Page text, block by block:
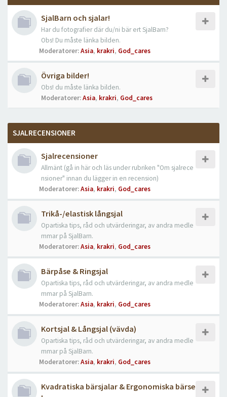
SjalBarn och sjalar!
Har du fotografier där du/ni bär ert SjalBarn?
Obs! Du måste länka bilden.
Moderatorer:Asia, krakri, God_cares
Övriga bilder!
Obs! du måste länka bilden.
Moderatorer:Asia, krakri, God_cares
SJALRECENSIONER
Sjalrecensioner
Allmänt (gå in här och läs under rubriken "Om sjalrece
nsioner" innan du lägger in en recension)
Moderatorer:Asia, krakri, God_cares
Trikå-/elastisk långsjal
Opartiska tips, råd och utvärderingar, av andra medle
mmar på SjalBarn.
Moderatorer:Asia, krakri, God_cares
Bärpåse & Ringsjal
Opartiska tips, råd och utvärderingar, av andra medle
mmar på SjalBarn.
Moderatorer:Asia, krakri, God_cares
Kortsjal & Långsjal (vävda)
Opartiska tips, råd och utvärderingar, av andra medle
mmar på SjalBarn.
Moderatorer:Asia, krakri, God_cares
Kvadratiska bärsjalar & Ergonomiska bärse